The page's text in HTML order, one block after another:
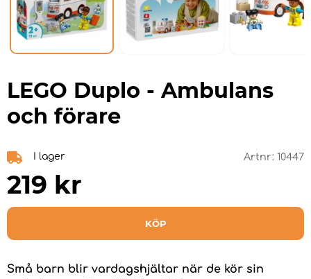
LEGO Duplo - Ambulans
och förare
I lager Artnr: 10447
219 kr
KÖP
Små barn blir vardagshjältar när de kör sin